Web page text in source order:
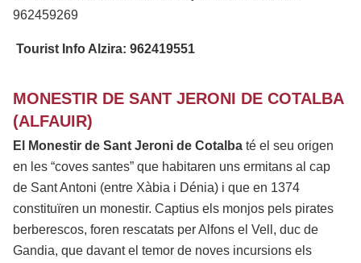
962459269
Tourist Info Alzira: 962419551
MONESTIR DE SANT JERONI DE COTALBA
(ALFAUIR)
El Monestir de Sant Jeroni de Cotalba té el seu origen
en les “coves santes” que habitaren uns ermitans al cap
de Sant Antoni (entre Xàbia i Dénia) i que en 1374
constituïren un monestir. Captius els monjos pels pirates
berberescos, foren rescatats per Alfons el Vell, duc de
Gandia, que davant el temor de noves incursions els